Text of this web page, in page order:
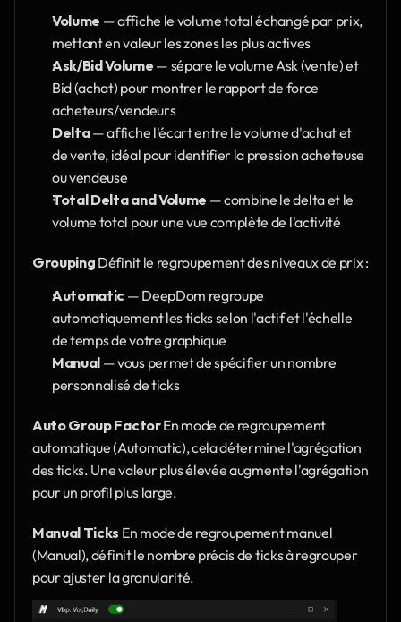
Volume — affiche le volume total échangé par prix,
mettant en valeur les zones les plus actives
Ask/Bid Volume — sépare le volume Ask (vente) et
Bid (achat) pour montrer le rapport de force
acheteurs/vendeurs
Delta — affiche l'écart entre le volume d'achat et
de vente, idéal pour identifier la pression acheteuse
ou vendeuse
Total Delta and Volume — combine le delta et le
volume total pour une vue complète de l'activité
Grouping Définit le regroupement des niveaux de prix :
Automatic — DeepDom regroupe
automatiquement les ticks selon l'actif et l'échelle
de temps de votre graphique
Manual — vous permet de spécifier un nombre
personnalisé de ticks
Auto Group Factor En mode de regroupement
automatique (Automatic), cela détermine l'agrégation
des ticks. Une valeur plus élevée augmente l'agrégation
pour un profil plus large.
Manual Ticks En mode de regroupement manuel
(Manual), définit le nombre précis de ticks à regrouper
pour ajuster la granularité.